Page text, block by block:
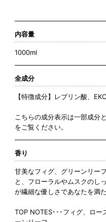
内容量
1000ml
全成分
【特徴成分】レブリン酸、
こちらの成分表示は一部成分
をご覧ください。
香り
甘美なフィグ、グリーンリー
と、フローラルやムスクのし
が繊細な優しさであなたを満た
TOP NOTES･･･フィグ、ロー